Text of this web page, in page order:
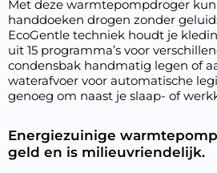
Met deze warmtepompdroger kun
handdoeken drogen zonder
EcoGentle techniek houdt je
uit 15 programma’s voor
condensbak handmatig legen of
waterafvoer voor automatische
genoeg om naast je slaap- of
Energiezuinige
geld en is milieuvriendelijk.